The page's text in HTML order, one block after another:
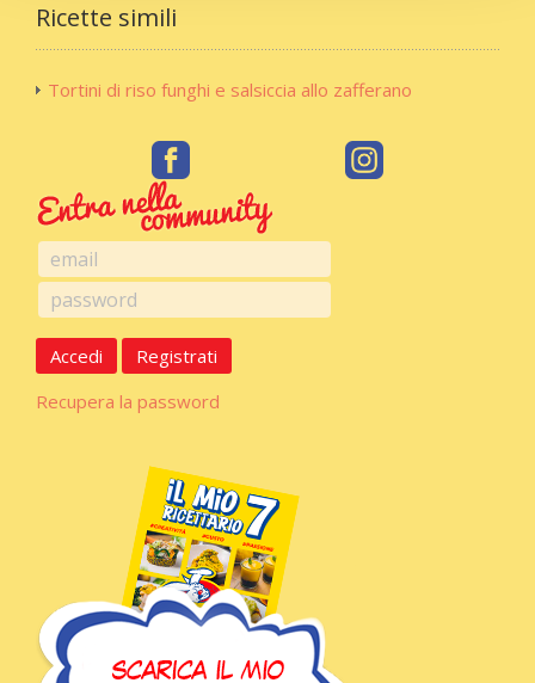
Ricette simili
Tortini di riso funghi e salsiccia allo zafferano
Accedi
Registrati
Recupera la password